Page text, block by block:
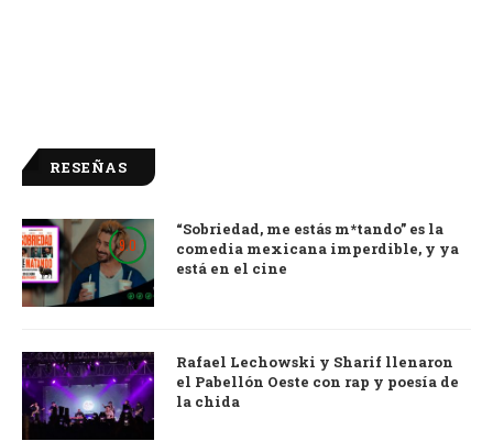
RESEÑAS
9.0
“Sobriedad, me estás m*tando” es la
comedia mexicana imperdible, y ya
está en el cine
Rafael Lechowski y Sharif llenaron
el Pabellón Oeste con rap y poesía de
la chida